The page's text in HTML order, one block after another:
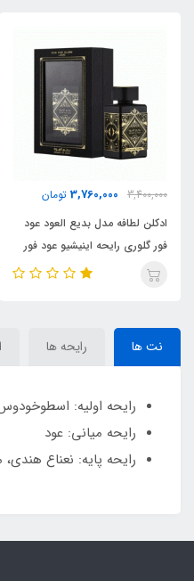
3,400,000
3,760,000 تومان
ادکلن لطافه مدل بدیع العود عود
فور گلوری رایحه اینیشیو عود فور
گریتنس (Bade’e Al Oud Oud
نت ها رایحه ها
رایحه اولیه:
رایحه میانی: عود
رایحه پایه: نعناع